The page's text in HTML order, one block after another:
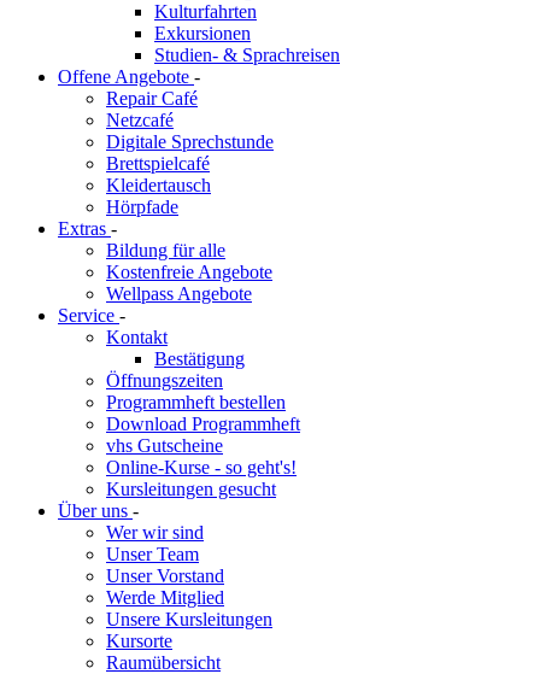
Kulturfahrten
Exkursionen
Studien- & Sprachreisen
Offene Angebote -
Repair Café
Netzcafé
Digitale Sprechstunde
Brettspielcafé
Kleidertausch
Hörpfade
Extras -
Bildung für alle
Kostenfreie Angebote
Wellpass Angebote
Service -
Kontakt
Bestätigung
Öffnungszeiten
Programmheft bestellen
Download Programmheft
vhs Gutscheine
Online-Kurse - so geht's!
Kursleitungen gesucht
Über uns -
Wer wir sind
Unser Team
Unser Vorstand
Werde Mitglied
Unsere Kursleitungen
Kursorte
Raumübersicht